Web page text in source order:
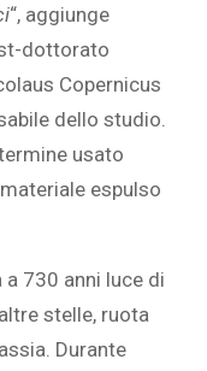
“, aggiunge
dottorato
Copernicus
dello studio.
usato
espulso
730 anni luce di
stelle, ruota
Durante